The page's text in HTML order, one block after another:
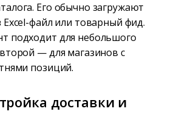
Его обычно загружают
Excel-файл или товарный фид.
подходит для небольшого
— для магазинов с
позиций.
доставки и